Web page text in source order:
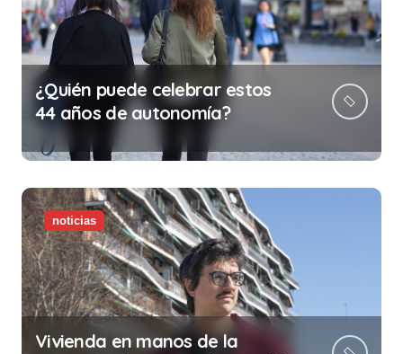
¿Quién puede celebrar estos
44 años de autonomía?
noticias
Vivienda en manos de la